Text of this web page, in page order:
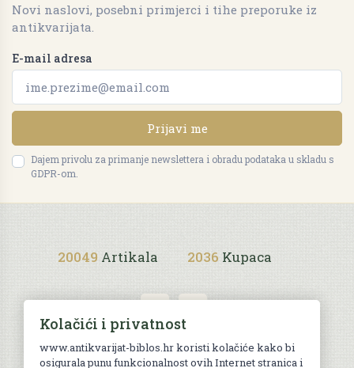
Novi naslovi, posebni primjerci i tihe preporuke iz
antikvarijata.
E-mail adresa
Prijavi me
Dajem privolu za primanje newslettera i obradu podataka u skladu s
GDPR-om.
20049 Artikala 2036 Kupaca
Kolačići i privatnost
www.antikvarijat-biblos.hr koristi kolačiće kako bi
osigurala punu funkcionalnost ovih Internet stranica i